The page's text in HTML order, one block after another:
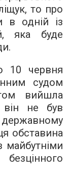
то про
в одній із
яка буде
10 червня
судом
вийшла
він не був
обставина
майбутніми